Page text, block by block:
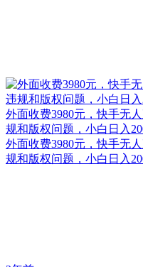
外面收费3980元，快手无
规和版权问题，小白日入
外面收费3980元，快手无
规和版权问题，小白日入